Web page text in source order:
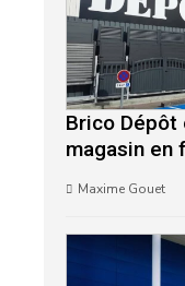
Brico Dépôt
magasin en
Maxime Gouet